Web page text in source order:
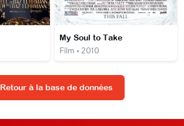
My Soul to Take
Film • 2010
Retour à la base de données